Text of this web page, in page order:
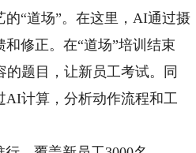
“道场”。在这里，AI通过摄
修正。在“道场”培训结束
题目，让新员工考试。同
AI计算，分析动作流程和工